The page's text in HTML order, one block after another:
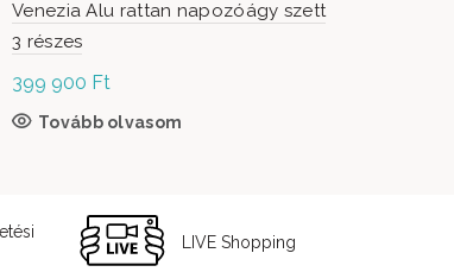
Venezia Alu rattan napozóágy szett
3 részes
399 900 Ft
Tovább olvasom
LIVE Shopping